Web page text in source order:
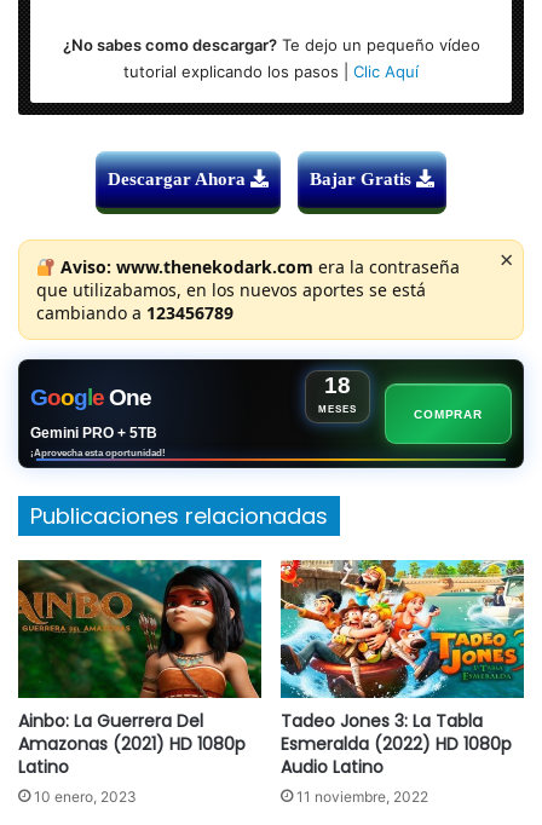
¿No sabes como descargar?Te dejo un pequeño vídeo
tutorial explicando los pasos | Clic Aquí
Descargar Ahora Bajar Gratis
Aviso: www.thenekodark.com era la contraseña
que utilizabamos, en los nuevos aportes se está
cambiando a 123456789
×
GoogeOne 18
MESES
Gemini PRO + 5TB
¡Aprovecha esta oportunidad!
COMPRAR
Publicaciones relacionadas
Ainbo: La Guerrera Del
Amazonas (2021) HD 1080p
Latino
10 enero, 2023
Tadeo Jones 3: La Tabla
Esmeralda (2022) HD 1080p
Audio Latino
11 noviembre, 2022